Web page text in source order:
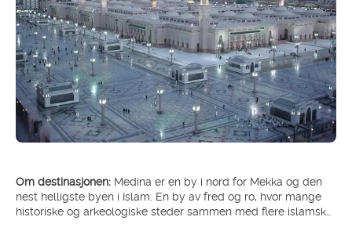
Om destinasjonen: Medina er en by i nord for Mekka og den
nest helligste byen i Islam. En by av fred og ro, hvor mange
historiske og arkeologiske steder sammen med flere islamske